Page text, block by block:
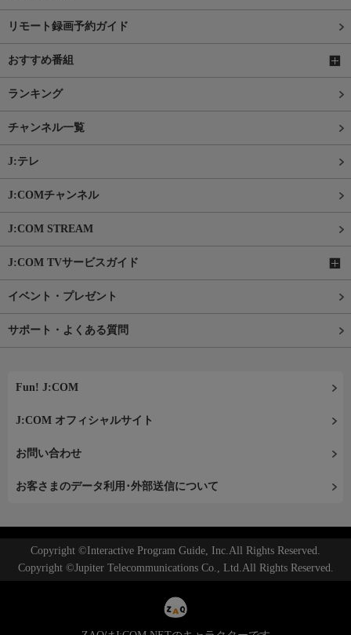
リモート録画予約ガイド
おすすめ番組
ランキング
チャンネル一覧
J:テレ
J:COMチャンネル
J:COM STREAM
J:COM TVサービスガイド
イベント・プレゼント
サポート・よくある質問
Fun! J:COM
J:COM オフィシャルサイト
お問い合わせ
お客さまのデータ利用･外部送信について
Copyright ©Interactive Program Guide, Inc.All Rights Reserved.
Copyright ©Jupiter Telecommunications Co., Ltd.All Rights Reserved.